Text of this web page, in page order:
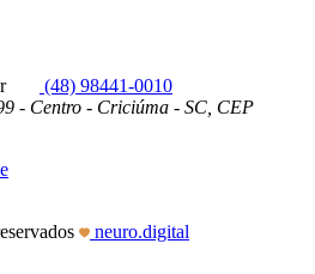
(48) 98441-0010
- Centro - Criciúma - SC, CEP
neuro.digital